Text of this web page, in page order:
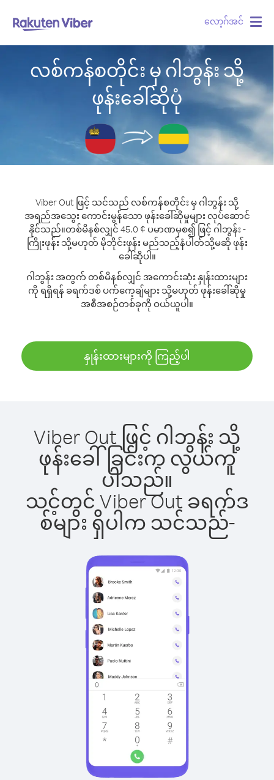
လော့ဂ်အင်
လစ်ကန်စတိုင်း မှ ဂါဘွန်း သို့
ဖုန်းခေါ်ဆိုပုံ
Viber Out ဖြင့် သင်သည် လစ်ကန်စတိုင်း မှ ဂါဘွန်း သို့
အရည်အသွေး ကောင်းမွန်သော ဖုန်းခေါ်ဆိုမှုများ လုပ်ဆောင်
နိုင်သည်။တစ်မိနစ်လျှင် 45.0 ¢ ပမာဏမှစ၍ ဖြင့် ဂါဘွန်း -
ကြိုးဖုန်း သို့မဟုတ် မိုဘိုင်းဖုန်း မည်သည့်နံပါတ်သို့မဆို ဖုန်း
ခေါ်ဆိုပါ။
ဂါဘွန်း အတွက် တစ်မိနစ်လျှင် အကောင်းဆုံး နှုန်းထားများ
ကို ရရှိရန် ခရက်ဒစ် ပက်ကေ့ချ်များ သို့မဟုတ် ဖုန်းခေါ်ဆိုမှု
အစီအစဉ်တစ်ခုကို ဝယ်ယူပါ။
နှုန်းထားများကို ကြည့်ပါ
Viber Out ဖြင့် ဂါဘွန်း သို့
ဖုန်းခေါ်ခြင်းက လွယ်ကူ
ပါသည်။
သင့်တွင် Viber Out ခရက်ဒ
စ်များ ရှိပါက သင်သည်-